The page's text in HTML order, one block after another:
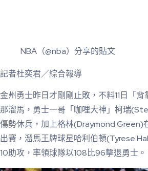
NBA（@nba）分享的貼文
記者杜奕君／綜合報導
金州勇士昨日才剛剛止敗，不料11日「
那溜馬，勇士一哥「咖哩大神」柯瑞
傷勢休兵，加上格林(Draymond Green)
出賽，溜馬王牌球星哈利伯頓(Tyrese
10助攻，率領球隊以108比96擊退勇士。